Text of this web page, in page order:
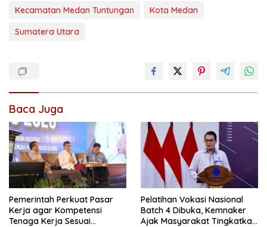
Kecamatan Medan Tuntungan
Kota Medan
Sumatera Utara
Baca Juga
Pemerintah Perkuat Pasar
Kerja agar Kompetensi
Tenaga Kerja Sesuai
Pelatihan Vokasi Nasional
Batch 4 Dibuka, Kemnaker
Ajak Masyarakat Tingkatkan